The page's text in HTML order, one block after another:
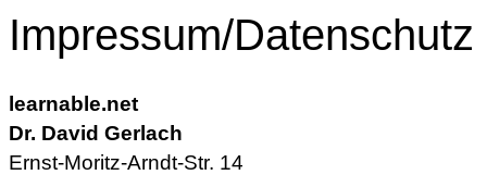
Impressum/Datenschutz
learnable.net
Dr. David Gerlach
Ernst-Moritz-Arndt-Str. 14